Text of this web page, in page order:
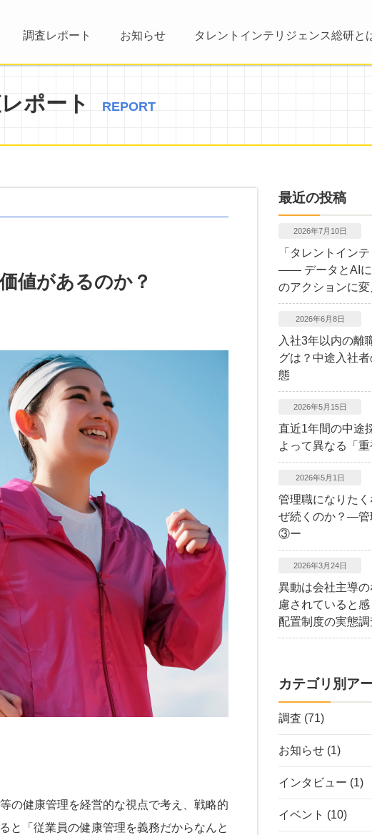
調査レポート お知らせ タレントインテリジェンス総研と
ポート REPORT
値があるのか？
の健康管理を経営的な視点で考え、戦略的
と「従業員の健康管理を義務だからなんと
最近の投稿
2026年7月10日
「タレントイン
―― データとAIに
のアクションに変
2026年6月8日
入社3年以内の離
グは？中途入社
態
2026年5月15日
直近1年間の中途
よって異なる「重
2026年5月1日
管理職になりた
ぜ続くのか？―管
③ー
2026年3月24日
異動は会社主導
慮されていると
配置制度の実態
カテゴリ別ア
調査 (71)
お知らせ (1)
インタビュー (1)
イベント (10)